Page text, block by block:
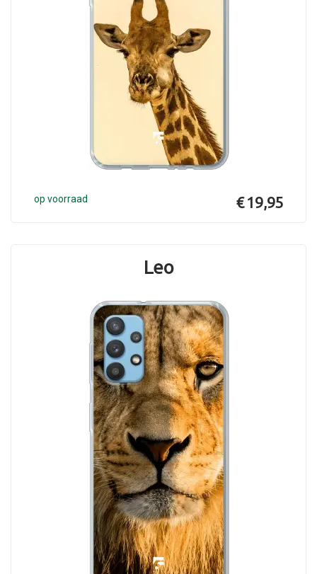
op voorraad € 19,95
Leo